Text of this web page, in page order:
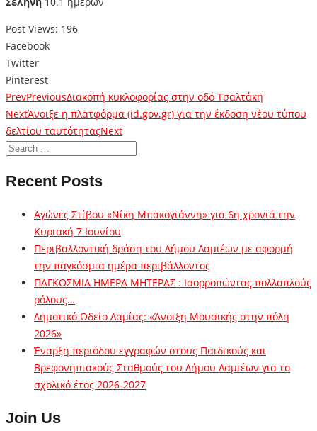
Post Views: 196
Facebook
Twitter
Pinterest
PrevPreviousΔιακοπή κυκλοφορίας στην οδό Τσαλτάκη
NextΆνοιξε η πλατφόρμα (id.gov.gr) για την έκδοση νέου τύπου
δελτίου ταυτότηταςNext
Recent Posts
Αγώνες Στίβου «Νίκη Μπακογιάννη» για 6η χρονιά την
Κυριακή 7 Ιουνίου
Περιβαλλοντική δράση του Δήμου Λαμιέων με αφορμή
την παγκόσμια ημέρα περιβάλλοντος
ΠΑΓΚΟΣΜΙΑ ΗΜΕΡΑ ΜΗΤΕΡΑΣ : Ισορροπώντας πολλαπλούς
ρόλους…
Δημοτικό Ωδείο Λαμίας: «Άνοιξη Μουσικής στην πόλη
2026»
Έναρξη περιόδου εγγραφών στους Παιδικούς και
Βρεφονηπιακούς Σταθμούς του Δήμου Λαμιέων για το
σχολικό έτος 2026-2027
Join Us